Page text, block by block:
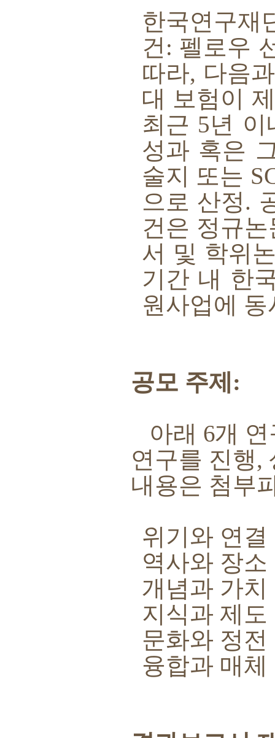
한국연구재
건 : 펠로우
따라, 다음
대 보험이
최근 5년 이
성과 혹은
술지 또는
으로 산정.
건은 정규
서 및 학위
기간 내 한
원사업에
공모 주제:
아래 6개
연구를 진행,
내용은 첨부
위기와 연결
역사와 장소
개념과 가치
지식과 제도
문화와 정전
융합과 매체